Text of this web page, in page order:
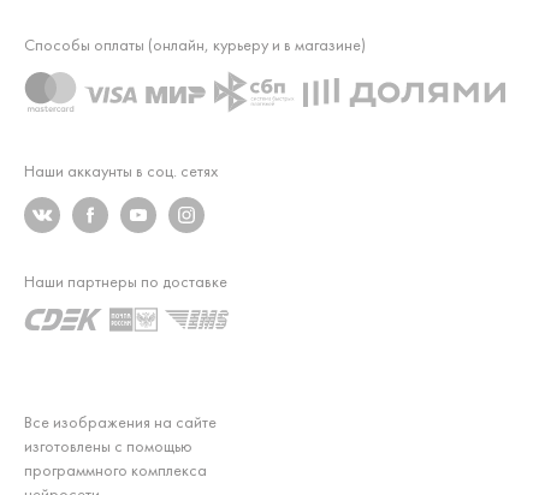
Наши аккаунты в соц. сетях
Все изображения на сайте
изготовлены с помощью
программного комплекса
Способы оплаты (онлайн, курьеру и в магазине)
Наши партнеры по доставке